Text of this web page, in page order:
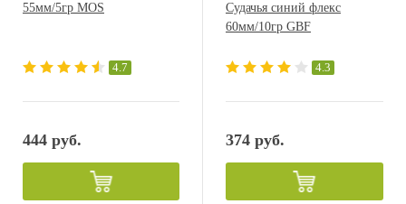
55мм/5гр MOS
4.7
444 руб.
Судачья синий флекс
60мм/10гр GBF
4.3
374 руб.